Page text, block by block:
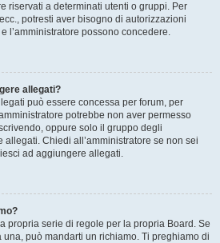
riservati a determinati utenti o gruppi. Per
potresti aver bisogno di autorizzazioni
l’amministratore possono concedere.
allegati?
può essere concessa per forum, per
potrebbe non aver permesso
oppure solo il gruppo degli
Chiedi all’amministratore se non sei
ad aggiungere allegati.
propria serie di regole per la propria Board. Se
può mandarti un richiamo. Ti preghiamo di